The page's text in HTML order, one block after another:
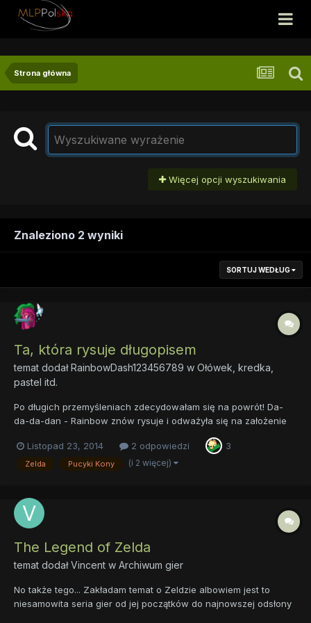
Strona główna
Więcej opcji wyszukiwania
Znaleziono 2 wyniki
SORTUJ WEDŁUG
Ta, która rysuje długopisem
temat dodałRainbowDash123456789 w Ołówek, kredka,
pastel itd.
Po długich przemyśleniach zdecydowałam się na powrót! Da-
da-da-dan - Rainbow znów rysuje i odważyła się na założenie
. ... ... ... NIE UMIEM SIĘ OPISYWAĆ M'KEJ? Jako, że za często na
rysowanie nie mam czasu, będę wrzucać...
Listopad 23, 2014 2 odpowiedzi 3
Zelda Pucyki Kony (i 2 więcej)
The Legend of Zelda
temat dodałVincent w Archiwum gier
No także tego... Zakładam temat o Zeldzie albowiem jest to
niesamowita seria gier od jej początków do najnowszej odsłony